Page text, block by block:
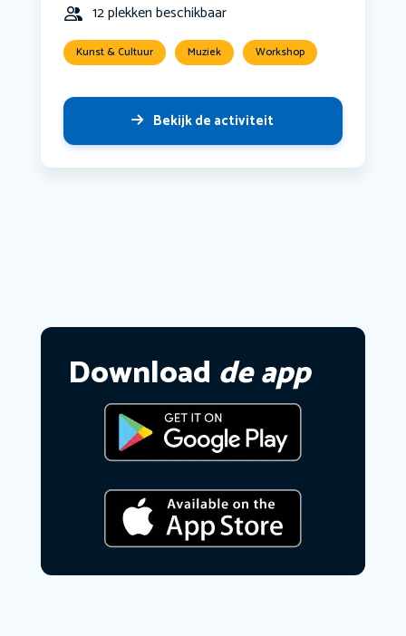
12 plekken beschikbaar
Kunst & Cultuur Muziek Workshop
Bekijk de activiteit
Download de app